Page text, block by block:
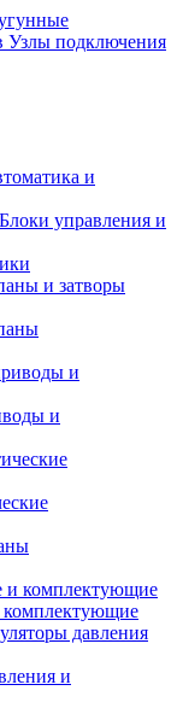
Узлы подключения
и
Блоки управления и
и затворы
и
давления